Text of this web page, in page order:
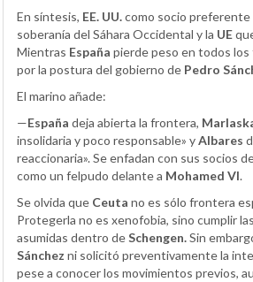
En síntesis, EE. UU.como socio preferente
soberanía del Sáhara Occidental y la UE
Mientras España pierde peso en todos
por la postura del gobierno de Pedro
El marino añade:
—España deja abierta la frontera,
insolidaria y poco responsable» yAlbares
reaccionaria». Se enfadan con sus socios
como un felpudo delante a Mohamed VI.
Se olvida que Ceuta no es sólo frontera
Protegerla no es xenofobia, sino cumplir
asumidas dentro deSchengen.Sin
Sánchez ni solicitó preventivamente la
pese a conocer los movimientos previos,